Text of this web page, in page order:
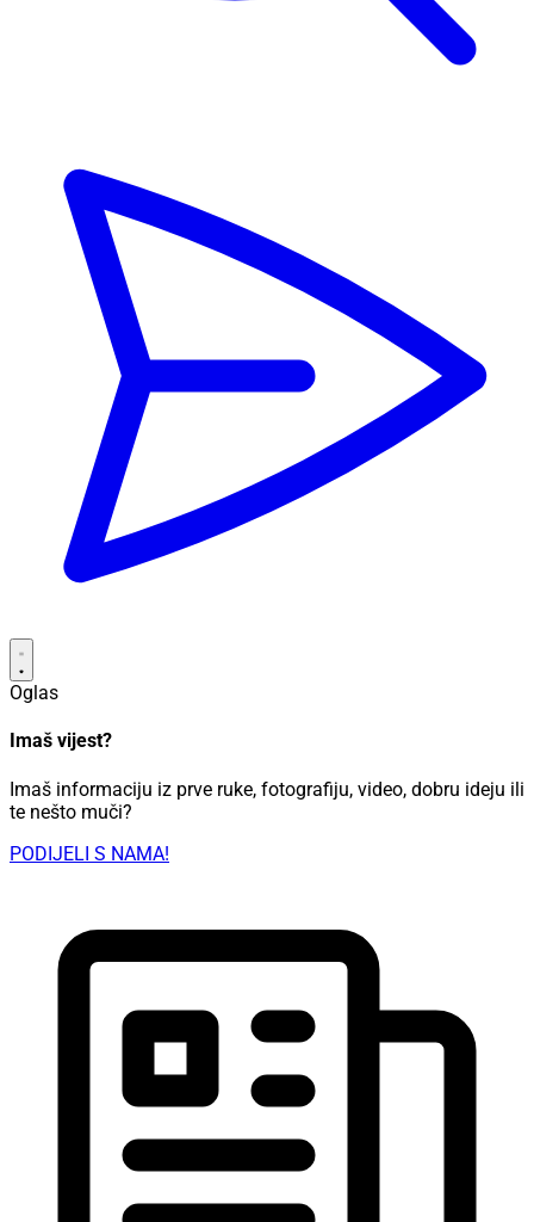
Oglas
Imaš vijest?
Imaš informaciju iz prve ruke, fotografiju, video, dobru ideju ili
te nešto muči?
PODIJELI S NAMA!